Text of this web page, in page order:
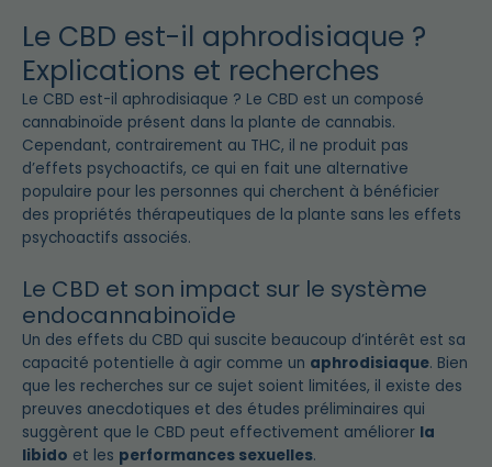
Le CBD est-il aphrodisiaque ?
Explications et recherches
Le CBD est-il aphrodisiaque ? Le CBD est un composé
cannabinoïde présent dans la plante de cannabis.
Cependant, contrairement au THC, il ne produit pas
d’effets psychoactifs, ce qui en fait une alternative
populaire pour les personnes qui cherchent à bénéficier
des propriétés thérapeutiques de la plante sans les effets
psychoactifs associés.
Le CBD et son impact sur le système
endocannabinoïde
Un des effets du CBD qui suscite beaucoup d’intérêt est sa
capacité potentielle à agir comme un aphrodisiaque. Bien
que les recherches sur ce sujet soient limitées, il existe des
preuves anecdotiques et des études préliminaires qui
suggèrent que le CBD peut effectivement améliorer la
libido et les performances sexuelles.